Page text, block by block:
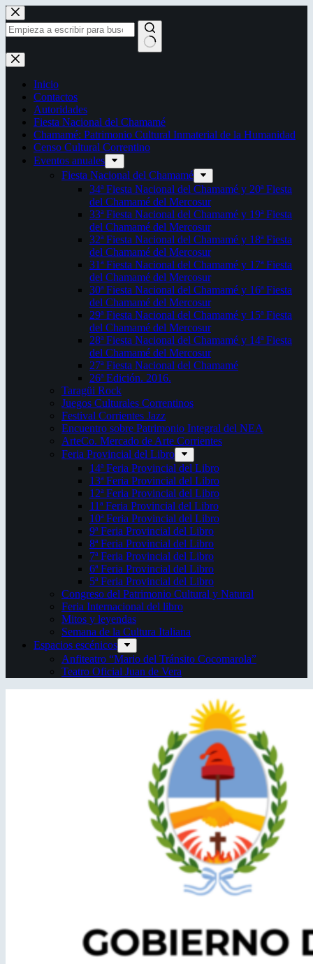
Saltar
al
contenido
Sin
resultados
Inicio
Contactos
Autoridades
Fiesta Nacional del Chamamé
Chamamé: Patrimonio Cultural Inmaterial de la Humanidad
Censo Cultural Correntino
Eventos anuales
Fiesta Nacional del Chamamé
34ª Fiesta Nacional del Chamamé y 20ª Fiesta
del Chamamé del Mercosur
33ª Fiesta Nacional del Chamamé y 19ª Fiesta
del Chamamé del Mercosur
32ª Fiesta Nacional del Chamamé y 18ª Fiesta
del Chamamé del Mercosur
31ª Fiesta Nacional del Chamamé y 17ª Fiesta
del Chamamé del Mercosur
30ª Fiesta Nacional del Chamamé y 16ª Fiesta
del Chamamé del Mercosur
29ª Fiesta Nacional del Chamamé y 15ª Fiesta
del Chamamé del Mercosur
28ª Fiesta Nacional del Chamamé y 14ª Fiesta
del Chamamé del Mercosur
27ª Fiesta Nacional del Chamamé
26ª Edición. 2016.
Taragüi Rock
Juegos Culturales Correntinos
Festival Corrientes Jazz
Encuentro sobre Patrimonio Integral del NEA
ArteCo. Mercado de Arte Corrientes
Feria Provincial del Libro
14ª Feria Provincial del Libro
13ª Feria Provincial del Libro
12ª Feria Provincial del Libro
11ª Feria Provincial del Libro
10ª Feria Provincial del Libro
9ª Feria Provincial del Libro
8ª Feria Provincial del Libro
7ª Feria Provincial del Libro
6ª Feria Provincial del Libro
5ª Feria Provincial del Libro
Congreso del Patrimonio Cultural y Natural
Feria Internacional del libro
Mitos y leyendas
Semana de la Cultura Italiana
Espacios escénicos
Anfiteatro “Mario del Tránsito Cocomarola”
Teatro Oficial Juan de Vera